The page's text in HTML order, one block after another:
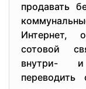
продавать
Интернет,
сотовой
внутри- и